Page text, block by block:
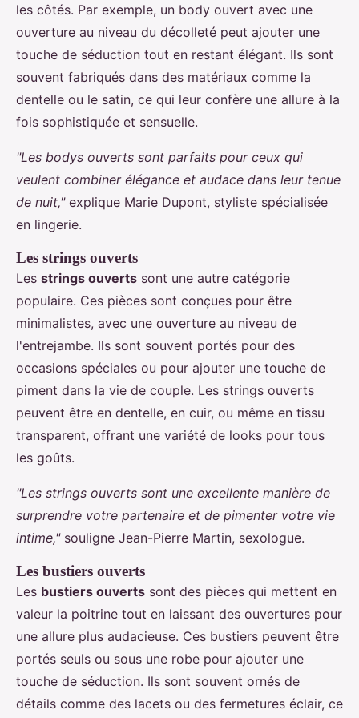
les côtés. Par exemple, un body ouvert avec une
ouverture au niveau du décolleté peut ajouter une
touche de séduction tout en restant élégant. Ils sont
souvent fabriqués dans des matériaux comme la
dentelle ou le satin, ce qui leur confère une allure à la
fois sophistiquée et sensuelle.
"Les bodys ouverts sont parfaits pour ceux qui
veulent combiner élégance et audace dans leur tenue
de nuit,"explique Marie Dupont, styliste spécialisée
en lingerie.
Les strings ouverts
Les strings ouverts sont une autre catégorie
populaire. Ces pièces sont conçues pour être
minimalistes, avec une ouverture au niveau de
l'entrejambe. Ils sont souvent portés pour des
occasions spéciales ou pour ajouter une touche de
piment dans la vie de couple. Les strings ouverts
peuvent être en dentelle, en cuir, ou même en tissu
transparent, offrant une variété de looks pour tous
les goûts.
"Les strings ouverts sont une excellente manière de
surprendre votre partenaire et de pimenter votre vie
intime,"souligne Jean-Pierre Martin, sexologue.
Les bustiers ouverts
Les bustiers ouverts sont des pièces qui mettent en
valeur la poitrine tout en laissant des ouvertures pour
une allure plus audacieuse. Ces bustiers peuvent être
portés seuls ou sous une robe pour ajouter une
touche de séduction. Ils sont souvent ornés de
détails comme des lacets ou des fermetures éclair, ce